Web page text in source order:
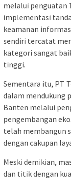
melalui penguatan
implementasi
keamanan
sendiri tercatat
kategori sangat
tinggi.
Sementara itu, PT
dalam mendukung
Banten melalui
pengembangan
telah membangun
dengan cakupan
Meski demikian,
dan titik dengan